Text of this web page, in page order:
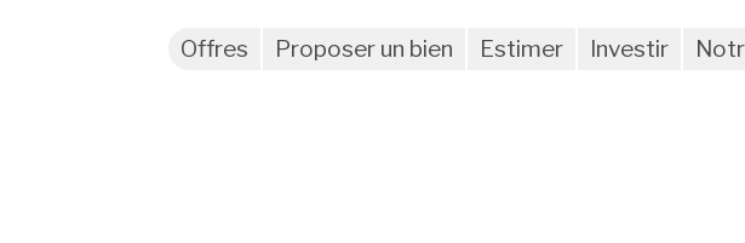
Offres Proposer un bien Estimer Investir